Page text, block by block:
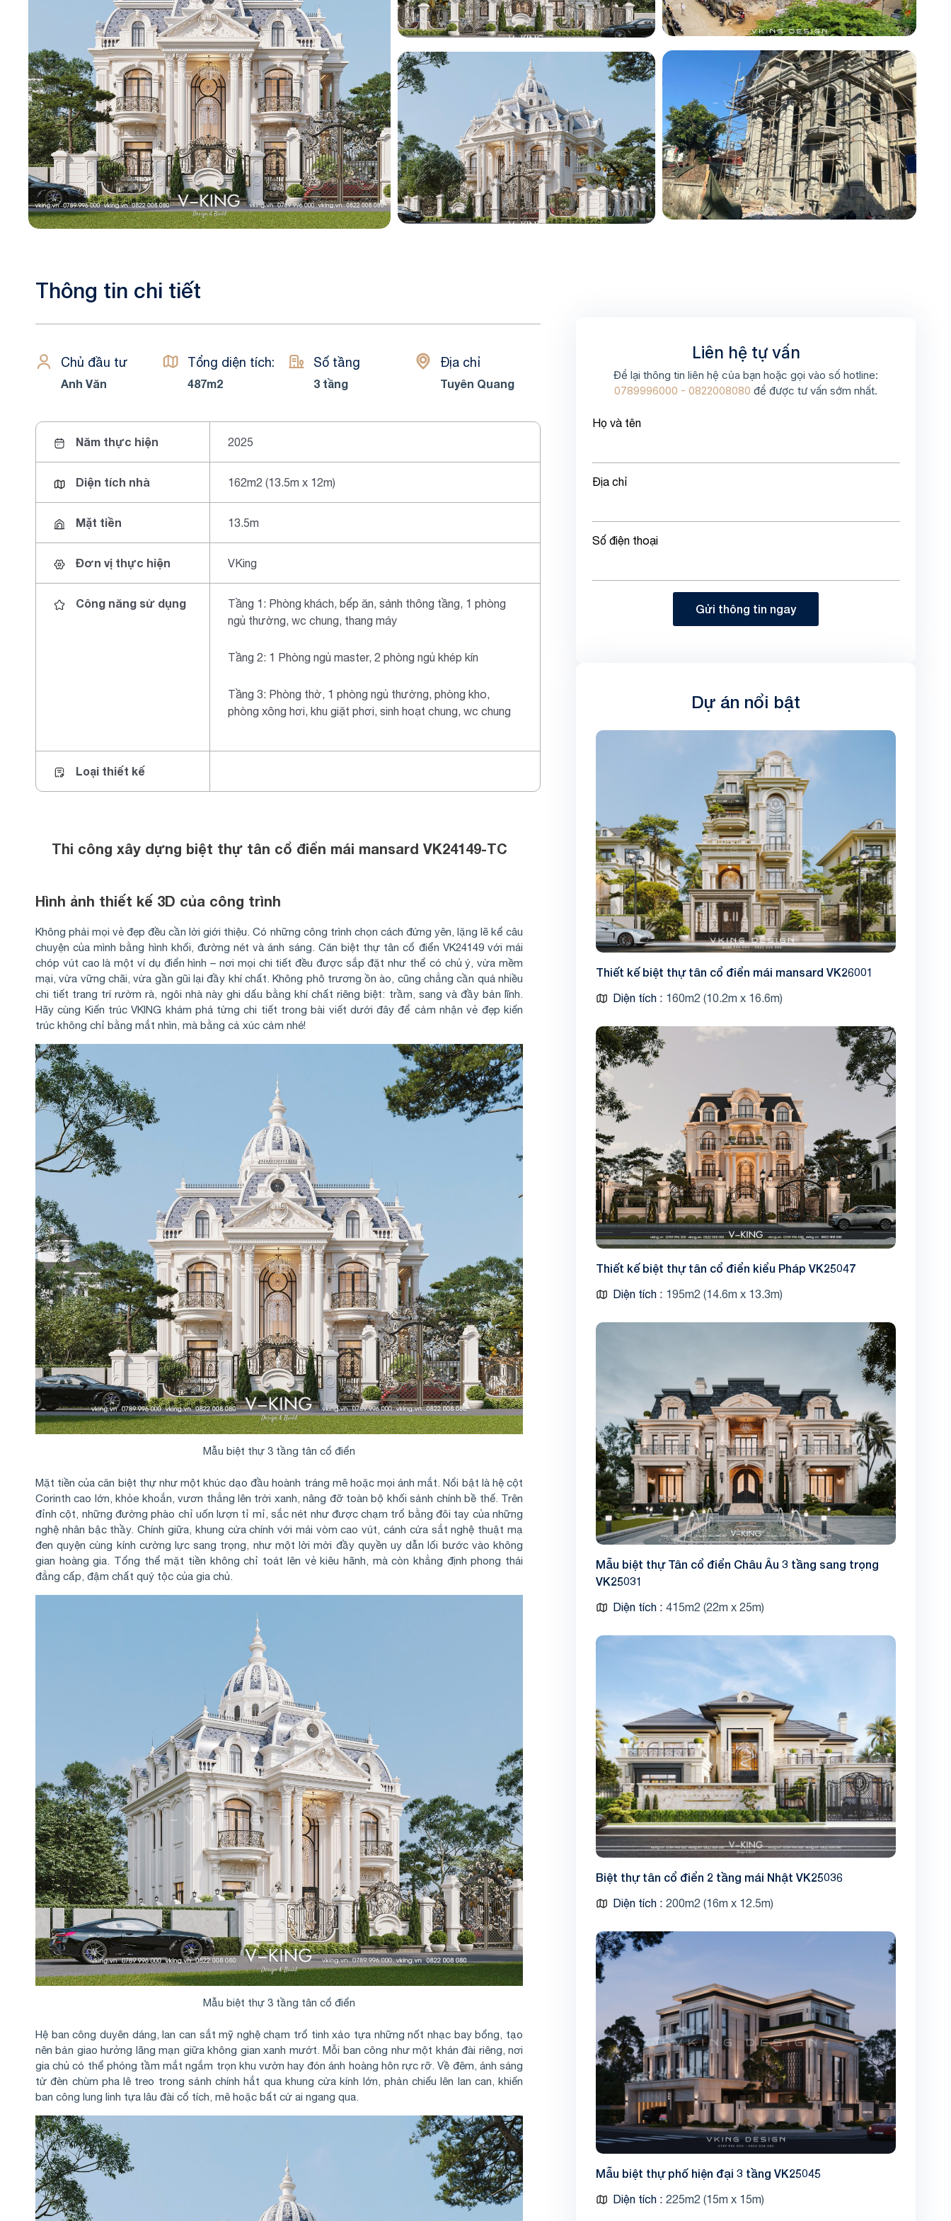
Biệt thự 3 tầng
Biệt thự 4 tầng
Share
Thông tin chi tiết
Chủ đầu tư
Anh Văn
Tổng diện tích:
487m2
Số tầng
3 tầng
Địa chỉ
Tuyên Quang
Năm thực hiện 2025
Diện tích nhà 162m2 (13.5m x 12m)
Mặt tiền 13.5m
Đơn vị thực hiện VKing
Công năng sử dụng
Tầng 1: Phòng khách, bếp ăn, sảnh thông tầng, 1 phòng
ngủ thường, wc chung, thang máy
Tầng 2: 1 Phòng ngủ master, 2 phòng ngủ khép kín
Tầng 3: Phòng thờ, 1 phòng ngủ thường, phòng kho,
phòng xông hơi, khu giặt phơi, sinh hoạt chung, wc chung
Loại thiết kế
Thi công xây dựng biệt thự tân cổ điển mái mansard VK24149-TC
Hình ảnh thiết kế 3D của công trình
Không phải mọi vẻ đẹp đều cần lời giới thiệu. Có những công trình chọn cách đứng yên, lặng lẽ kể câu
chuyện của mình bằng hình khối, đường nét và ánh sáng. Căn biệt thự tân cổ điển VK24149 với mái
chóp vút cao là một ví dụ điển hình – nơi mọi chi tiết đều được sắp đặt như thể có chủ ý, vừa mềm
mại, vừa vững chãi, vừa gần gũi lại đầy khí chất. Không phô trương ồn ào, cũng chẳng cần quá nhiều
chi tiết trang trí rườm rà, ngôi nhà này ghi dấu bằng khí chất riêng biệt: trầm, sang và đầy bản lĩnh.
Hãy cùng Kiến trúc VKING khám phá từng chi tiết trong bài viết dưới đây để cảm nhận vẻ đẹp kiến
trúc không chỉ bằng mắt nhìn, mà bằng cả xúc cảm nhé!
Mẫu biệt thự 3 tầng tân cổ điển
Mặt tiền của căn biệt thự như một khúc dạo đầu hoành tráng mê hoặc mọi ánh mắt. Nổi bật là hệ cột
Corinth cao lớn, khỏe khoắn, vươn thẳng lên trời xanh, nâng đỡ toàn bộ khối sảnh chính bề thế. Trên
đỉnh cột, những đường phào chỉ uốn lượn tỉ mỉ, sắc nét như được chạm trổ bằng đôi tay của những
nghệ nhân bậc thầy. Chính giữa, khung cửa chính với mái vòm cao vút, cánh cửa sắt nghệ thuật mạ
đen quyện cùng kính cường lực sang trọng, như một lời mời đầy quyền uy dẫn lối bước vào không
gian hoàng gia. Tổng thể mặt tiền không chỉ toát lên vẻ kiêu hãnh, mà còn khẳng định phong thái
đẳng cấp, đậm chất quý tộc của gia chủ.
Mẫu biệt thự 3 tầng tân cổ điển
Hệ ban công duyên dáng, lan can sắt mỹ nghệ chạm trổ tinh xảo tựa những nốt nhạc bay bổng, tạo
nên bản giao hưởng lãng mạn giữa không gian xanh mướt. Mỗi ban công như một khán đài riêng, nơi
gia chủ có thể phóng tầm mắt ngắm trọn khu vườn hay đón ánh hoàng hôn rực rỡ. Về đêm, ánh sáng
từ đèn chùm pha lê treo trong sảnh chính hắt qua khung cửa kính lớn, phản chiếu lên lan can, khiến
ban công lung linh tựa lâu đài cổ tích, mê hoặc bất cứ ai ngang qua.
Liên hệ tự vấn
Để lại thông tin liên hệ của bạn hoặc gọi vào số hotline:
0789996000 - 0822008080 để được tư vấn sớm nhất.
Họ và tên
Địa chỉ
Số điện thoại
Gửi thông tin ngay
Dự án nổi bật
Thiết kế biệt thự tân cổ điển mái mansard VK26001
Diện tích 160m2 (10.2m x 16.6m)
Thiết kế biệt thự tân cổ điển kiểu Pháp VK25047
Diện tích 195m2 (14.6m x 13.3m)
Mẫu biệt thự Tân cổ điển Châu Âu 3 tầng sang trọng
VK25031
Diện tích 415m2 (22m x 25m)
Biệt thự tân cổ điển 2 tầng mái Nhật VK25036
Diện tích 200m2 (16m x 12.5m)
Mẫu biệt thự phố hiện đại 3 tầng VK25045
Diện tích 225m2 (15m x 15m)